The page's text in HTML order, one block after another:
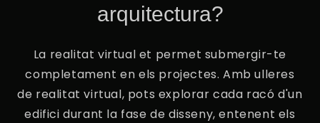
arquitectura?
La realitat virtual et permet submergir-te
completament en els projectes. Amb ulleres
de realitat virtual, pots explorar cada racó d'un
edifici durant la fase de disseny, entenent els